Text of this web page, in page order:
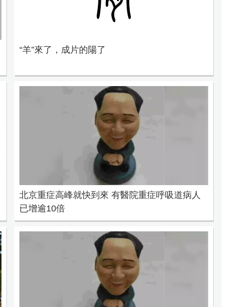
“羊”來了，成片的陽了
北京重症高峰就快到來 有醫院重症呼吸道病人
已增逾10倍